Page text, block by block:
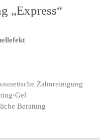
„Express“
Zahnreinigung
Gel
Beratung